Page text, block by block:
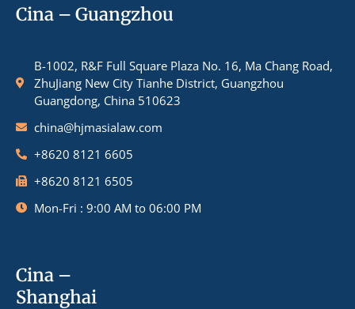
Cina – Guangzhou
B-1002, R&F Full Square Plaza No. 16, Ma Chang Road,
ZhuJiang New City Tianhe District, Guangzhou
Guangdong, China 510623
china@hjmasialaw.com
+8620 8121 6605
+8620 8121 6505
Mon-Fri : 9:00 AM to 06:00 PM
Cina –
Shanghai